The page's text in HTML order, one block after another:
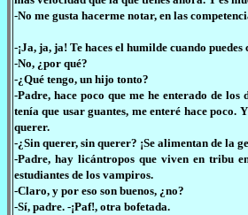
-No me gusta hacerme notar, en las
-¡Ja, ja, ja! Te haces el humilde cuando
-No, ¿por qué?
-¿Qué tengo, un hijo tonto?
-Padre, hace poco que me he enterado de
tenía que usar guantes, me enteré hace
querer.
-¿Sin querer, sin querer? ¡Se alimentan de la
-Padre, hay licántropos que viven en tribu
estudiantes de los vampiros.
-Claro, y por eso son buenos, ¿no?
-Sí, padre. -¡Paf!, otra bofetada.